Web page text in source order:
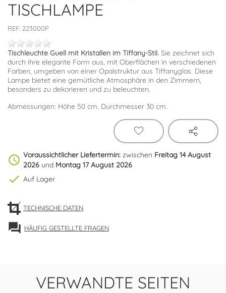
TISCHLAMPE
REF: 223000P
Tischleuchte Guell mit Kristallen im Tiffany-Stil. Sie zeichnet sich
durch ihre elegante Form aus, mit Oberflächen in verschiedenen
Farben, umgeben von einer Opalstruktur aus Tiffanyglas. Diese
Lampe bietet eine gemütliche Atmosphäre in den Zimmern,
besonders zu dekorieren und zu beleuchten.
Abmessungen: Höhe 50 cm. Durchmesser 30 cm.
schedule Voraussichtlicher Liefertermin: zwischen Freitag 14 August
2026 und Montag 17 August 2026
check Auf Lager
TECHNISCHE DATEN
forum HÄUFIG GESTELLTE FRAGEN
VERWANDTE SEITEN